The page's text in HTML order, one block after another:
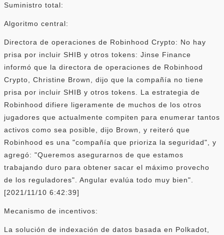
Suministro total:
Algoritmo central:
Directora de operaciones de Robinhood Crypto: No hay
prisa por incluir SHIB y otros tokens: Jinse Finance
informó que la directora de operaciones de Robinhood
Crypto, Christine Brown, dijo que la compañía no tiene
prisa por incluir SHIB y otros tokens. La estrategia de
Robinhood difiere ligeramente de muchos de los otros
jugadores que actualmente compiten para enumerar tantos
activos como sea posible, dijo Brown, y reiteró que
Robinhood es una "compañía que prioriza la seguridad", y
agregó: "Queremos asegurarnos de que estamos
trabajando duro para obtener sacar el máximo provecho
de los reguladores". Angular evalúa todo muy bien".
[2021/11/10 6:42:39]
Mecanismo de incentivos:
La solución de indexación de datos basada en Polkadot,